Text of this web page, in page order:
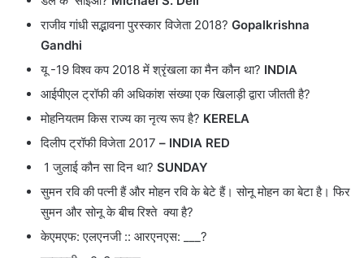
राजीव गांधी सद्भावना पुरस्कार विजेता 2018? Gopalkrishna
Gandhi
यू -19 विश्व कप 2018 में श्रृंखला का मैन कौन था? INDIA
आईपीएल ट्रॉफी की अधिकांश संख्या एक खिलाड़ी द्वारा जीतती है?
मोहनियतम किस राज्य का नृत्य रूप है? KERELA
दिलीप ट्रॉफी विजेता 2017 – INDIA RED
1 जुलाई कौन सा दिन था? SUNDAY
सुमन रवि की पत्नी हैं और मोहन रवि के बेटे हैं। सोनू मोहन का बेटा है। फिर
सुमन और सोनू के बीच रिश्ते क्या है?
केएमएफ: एलएनजी :: आरएनएस: ___?